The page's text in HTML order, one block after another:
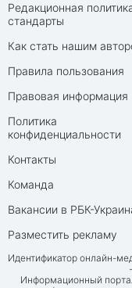
Редакционная
стандарты
Как стать нашим
Правила пользования
Правовая информация
Политика
конфиденциальности
Контакты
Команда
Вакансии в РБК-
Разместить рекламу
Идентификатор онлайн-
Информационный